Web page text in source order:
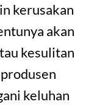
kerusakan
akan
kesulitan
keluhan